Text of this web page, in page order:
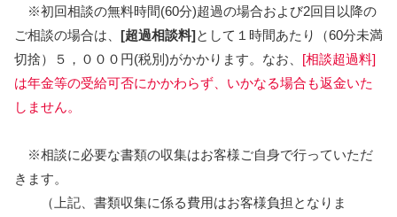
※初回相談の無料時間(60分)超過の場合および2回目以降の
ご相談の場合は、 [超過相談料]として１時間あたり（60分未満
切捨）５，０００円(税別)がかかります。なお、 [相談超過料]
は年金等の受給可否にかかわらず、いかなる場合も返金いた
しません。
※相談に必要な書類の収集はお客様ご自身で行っていただ
きます。
（上記、書類収集に係る費用はお客様負担となりま